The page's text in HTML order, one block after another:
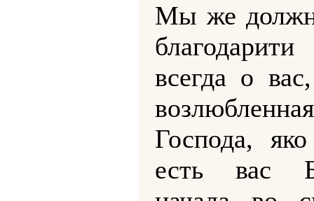
Мы же
всегда о
Господа,
есть вас